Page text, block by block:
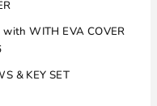
WITH EVA COVER
& KEY SET